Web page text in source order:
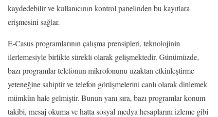
kaydedebilir ve kullanıcının kontrol panelinden bu kayıtlara
erişmesini sağlar.
E-Casus programlarının çalışma prensipleri, teknolojinin
ilerlemesiyle birlikte sürekli olarak gelişmektedir. Günümüzde,
bazı programlar telefonun mikrofonunu uzaktan etkinleştirme
yeteneğine sahiptir ve telefon görüşmelerini canlı olarak dinlemek
mümkün hale gelmiştir. Bunun yanı sıra, bazı programlar konum
takibi, mesaj okuma ve hatta sosyal medya hesaplarını izleme gibi